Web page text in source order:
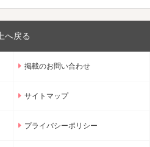
上へ戻る
掲載のお問い合わせ
サイトマップ
プライバシーポリシー